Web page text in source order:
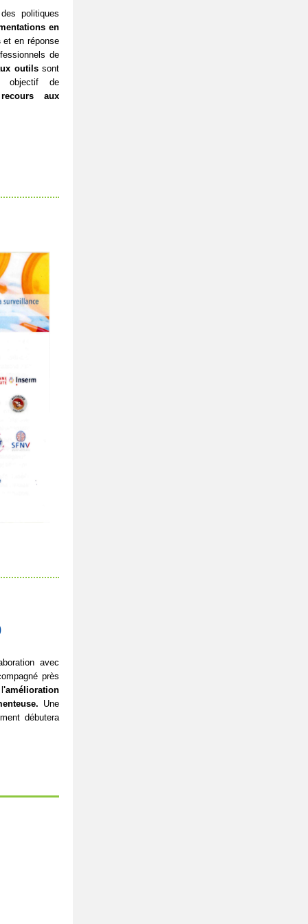
politiques
en
et en réponse
de
outilssont
objectif de
aux
avec
près
'amélioration
Une
débutera